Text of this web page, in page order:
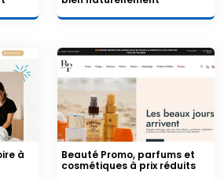
à
Beauté Promo, parfums et
cosmétiques à prix réduits